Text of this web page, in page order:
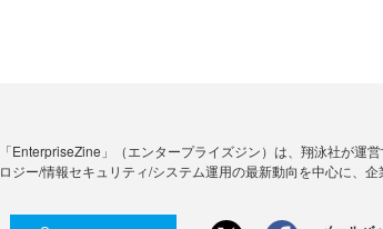
「EnterpriseZine」（エンタープライズジン）は、翔泳社が運
ロジー/情報セキュリティ/システム運用の最新動向を中心に、